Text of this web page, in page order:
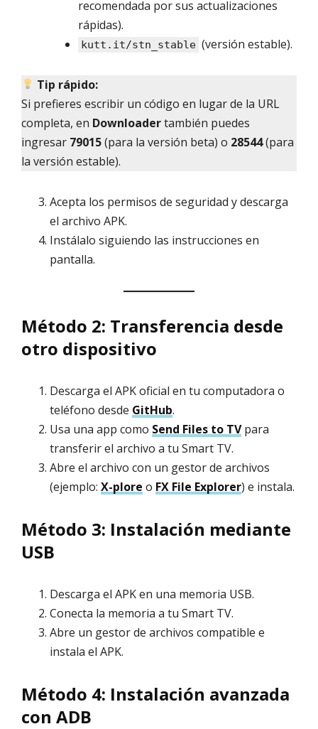
recomendada por sus actualizaciones
rápidas).
kutt.it/stn_stable (versión estable).
Tip rápido:
Si prefieres escribir un código en lugar de la URL
completa, en Downloadertambién puedes
ingresar 79015(para la versión beta) o 28544(para
la versión estable).
Acepta los permisos de seguridad y descarga
el archivo APK.
Instálalo siguiendo las instrucciones en
pantalla.
Método 2: Transferencia desde
otro dispositivo
Descarga el APK oficial en tu computadora o
teléfono desde GitHub.
Usa una app como Send Files to TVpara
transferir el archivo a tu Smart TV.
Abre el archivo con un gestor de archivos
(ejemplo: X-plore o FX File Explorer) e instala.
Método 3: Instalación mediante
USB
Descarga el APK en una memoria USB.
Conecta la memoria a tu Smart TV.
Abre un gestor de archivos compatible e
instala el APK.
Método 4: Instalación avanzada
con ADB